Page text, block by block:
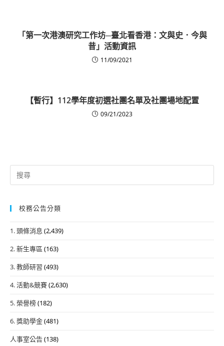
「第一次港澳研究工作坊─臺北看香港：文與史．今與
昔」活動資訊
11/09/2021
【暫行】112學年度初選社團名單及社團場地配置
09/21/2023
Search
for:
校務公告分類
1. 頭條消息 (2,439)
2. 新生專區 (163)
3. 教師研習 (493)
4. 活動&競賽(2,630)
5. 榮譽榜(182)
6. 獎助學金(481)
人事室公告(138)